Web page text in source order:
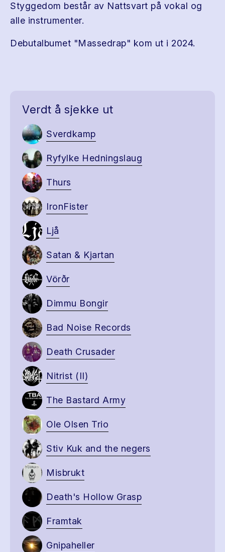
Styggedom består av Nattsvart på vokal og
alle instrumenter.
Debutalbumet "Massedrap" kom ut i 2024.
Verdt å sjekke ut
Sverdkamp
Ryfylke Hedningslaug
Thurs
IronFister
Ljå
Satan & Kjartan
Vörðr
Dimmu Bongir
Bad Noise Records
Death Crusader
Nitrist (II)
The Bastard Army
Ole Olsen Trio
Stiv Kuk and the negers
Misbrukt
Death's Hollow Grasp
Framtak
Gnipaheller